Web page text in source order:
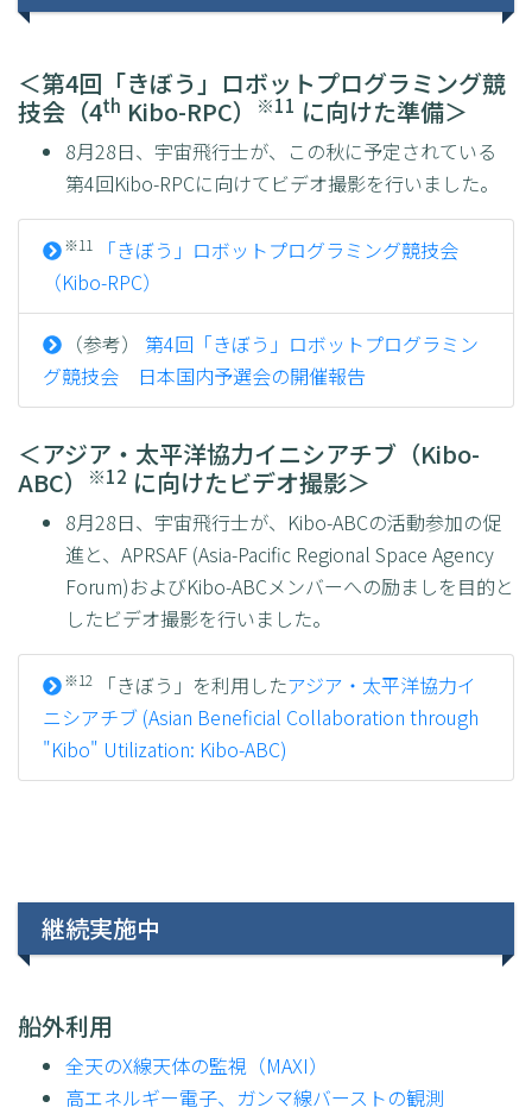
＜第4回「きぼう」ロボットプログラミング競
技会（4th Kibo-RPC） ※11 に向けた準備＞
8月28日、宇宙飛行士が、この秋に予定されている
第4回Kibo-RPCに向けてビデオ撮影を行いました。
※11
「きぼう」ロボットプログラミング競技会
（Kibo-RPC）
（参考） 第4回「きぼう」ロボットプログラミン
グ競技会 日本国内予選会の開催報告
＜アジア・太平洋協力イニシアチブ（Kibo-
ABC）
※12 に向けたビデオ撮影＞
8月28日、宇宙飛行士が、Kibo-ABCの活動参加の促
進と、APRSAF (Asia-Pacific Regional Space Agency
Forum)およびKibo-ABCメンバーへの励ましを目的と
したビデオ撮影を行いました。
※12 「きぼう」を利用したアジア・太平洋協力イ
ニシアチブ (Asian Beneficial Collaboration through
"Kibo" Utilization: Kibo-ABC)
継続実施中
船外利用
全天のX線天体の監視（MAXI）
高エネルギー電子、ガンマ線バーストの観測